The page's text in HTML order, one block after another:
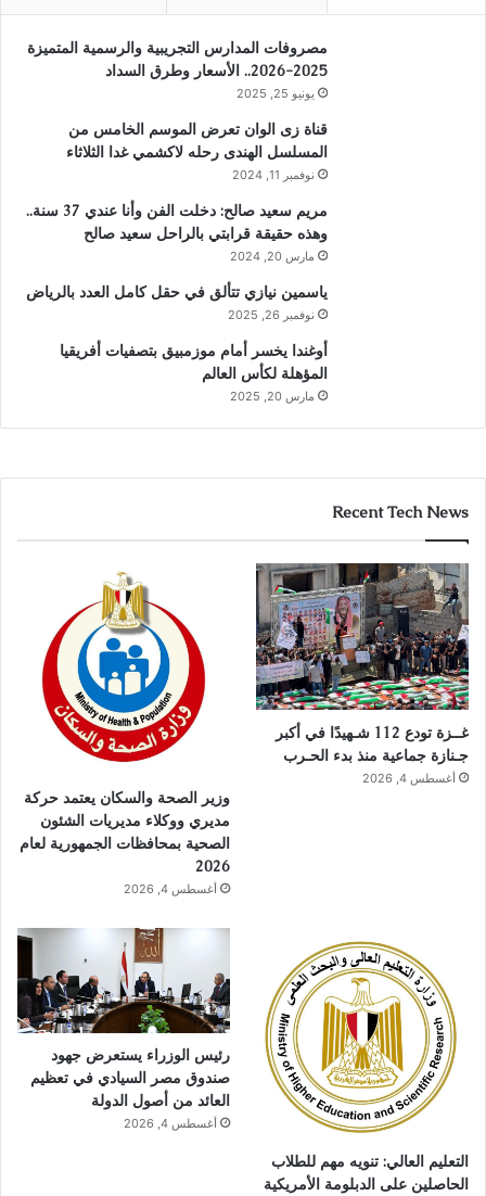
مصروفات المدارس التجريبية والرسمية المتميزة
2025-2026.. الأسعار وطرق السداد
يونيو 25, 2025
قناة زى الوان تعرض الموسم الخامس من
المسلسل الهندى رحله لاكشمي غدا الثلاثاء
نوفمبر 11, 2024
مريم سعيد صالح: دخلت الفن وأنا عندي 37 سنة..
وهذه حقيقة قرابتي بالراحل سعيد صالح
مارس 20, 2024
ياسمين نيازي تتألق في حقل كامل العدد بالرياض
نوفمبر 26, 2025
أوغندا يخسر أمام موزمبيق بتصفيات أفريقيا
المؤهلة لكأس العالم
مارس 20, 2025
Recent Tech News
غــزة تودع 112 شـهيدًا في أكبر
جـنازة جماعية منذ بدء الحـرب
أغسطس 4, 2026
وزير الصحة والسكان يعتمد حركة
مديري ووكلاء مديريات الشئون
الصحية بمحافظات الجمهورية لعام
2026
أغسطس 4, 2026
التعليم العالي: تنويه مهم للطلاب
الحاصلين على الدبلومة الأمريكية
رئيس الوزراء يستعرض جهود
صندوق مصر السيادي في تعظيم
العائد من أصول الدولة
أغسطس 4, 2026